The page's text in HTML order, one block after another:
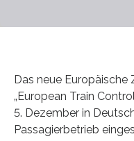
Das neue
„European Train
5. Dezember in
Passagierbetrieb